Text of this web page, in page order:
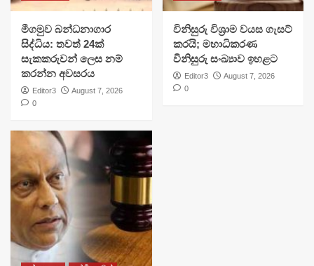
මීගමුව බන්ධනාගාර
සිද්ධිය: තවත් 24ක්
සැකකරුවන් ලෙස නම්
කරන්න අවසරය
Editor3
August 7, 2026
0
විනිසුරු විශ්‍රාම වයස ගැසට්
කරයි; මහාධිකරණ
විනිසුරු සංඛ්‍යාව ඉහළට
Editor3
August 7, 2026
0